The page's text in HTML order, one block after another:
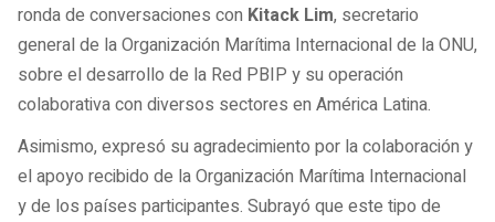
ronda de conversaciones con Kitack Lim, secretario
general de la Organización Marítima Internacional de la ONU,
sobre el desarrollo de la Red PBIP y su operación
colaborativa con diversos sectores en América Latina.
Asimismo, expresó su agradecimiento por la colaboración y
el apoyo recibido de la Organización Marítima Internacional
y de los países participantes. Subrayó que este tipo de